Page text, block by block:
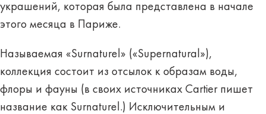
украшений, которая была представлена в начале
этого месяца в Париже.
Называемая «Surnaturel» («Supernatural»),
коллекция состоит из отсылок к образам воды,
флоры и фауны (в своих источниках Cartier пишет
название как Surnaturel.) Исключительным и